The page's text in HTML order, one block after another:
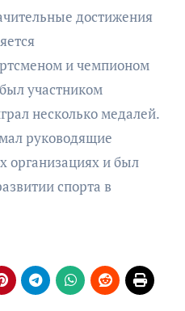
достижения
и чемпионом
участником
несколько медалей.
руководящие
организациях и был
спорта в